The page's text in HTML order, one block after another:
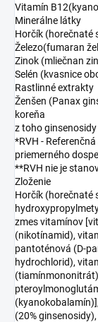
Vitamín
Minerálne látky
Horčík (horečnaté
Železo(fumaran
Zinok (mliečnan
Selén (kvasnice
Rastlinné extrakty
Ženšen (Panax
koreňa
z toho ginsenosidy
*RVH -
priemerného
**RVH nie je
Zloženie
Horčík (horečnaté
zmes vitamínov
(nikotínamid),
pantoténová (D-
hydrochlorid),
(20%